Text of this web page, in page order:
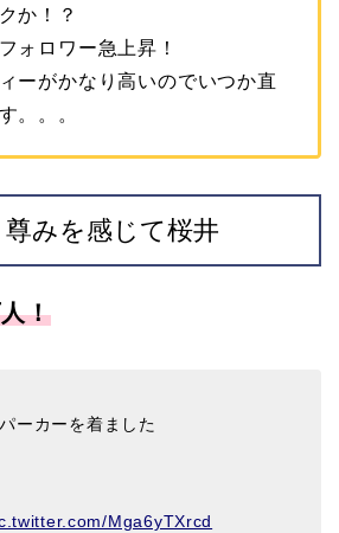
か！？
ォロワー急上昇！
ーがかなり高いのでいつか直
。。。
みを感じて桜井
！
ーカーを着ました
Mga6yTXrcd